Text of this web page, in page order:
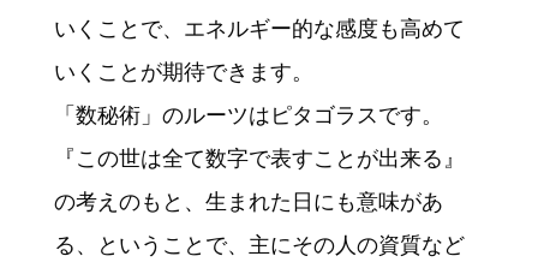
いくことで、エネルギー的な感度も高めて
いくことが期待できます。
「数秘術」のルーツはピタゴラスです。
『この世は全て数字で表すことが出来る』
の考えのもと、生まれた日にも意味があ
る、ということで、主にその人の資質など